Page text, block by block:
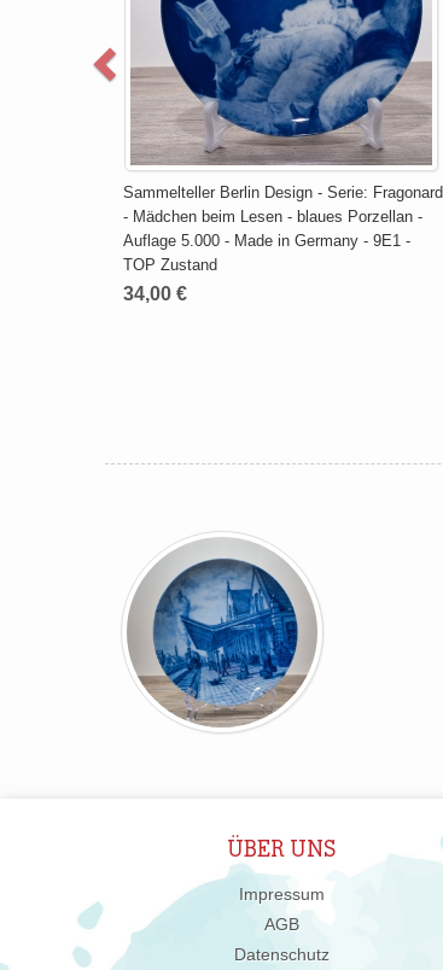
Sammelteller Berlin Design - Serie: Fragonard
- Mädchen beim Lesen - blaues Porzellan -
Auflage 5.000 - Made in Germany - 9E1 -
TOP Zustand
34,00 €
ÜBER UNS
Impressum
AGB
Datenschutz